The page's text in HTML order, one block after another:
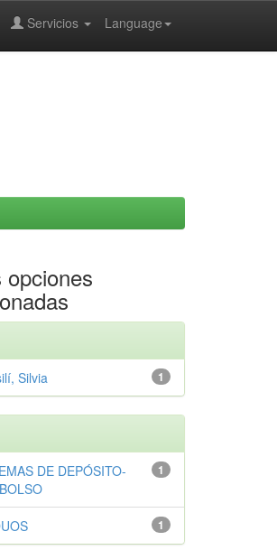
Language
Servicios
opciones
1
Silvia
1
DE DEPÓSITO-
1